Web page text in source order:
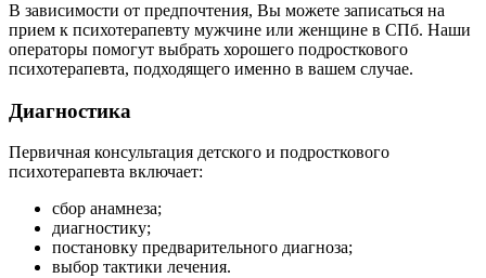
В зависимости от предпочтения, Вы можете записаться на
прием к психотерапевту мужчине или женщине в СПб. Наши
операторы помогут выбрать хорошего подросткового
психотерапевта, подходящего именно в вашем случае.
Диагностика
Первичная консультация детского и подросткового
психотерапевта включает:
сбор анамнеза;
диагностику;
постановку предварительного диагноза;
выбор тактики лечения.